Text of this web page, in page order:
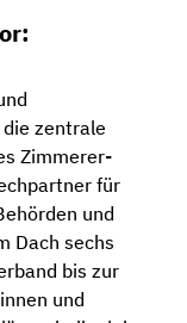
zentrale
Zimmerer-
für
und
Dach sechs
bis zur
und